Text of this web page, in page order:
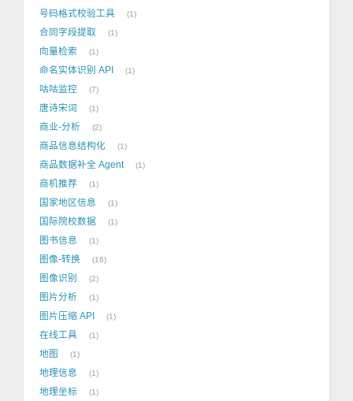
号码格式校验工具 1
合同字段提取 1
向量检索 1
命名实体识别 API 1
咕咕监控 7
唐诗宋词 1
商业-分析 2
商品信息结构化 1
商品数据补全 Agent 1
商机推荐 1
国家地区信息 1
国际院校数据 1
图书信息 1
图像-转换 16
图像识别 2
图片分析 1
图片压缩 API 1
在线工具 1
地图 1
地理信息 1
地理坐标 1